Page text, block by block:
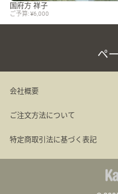
国府方 祥子
ご予算: ¥6,000
ペ
会社概要
ご注文方法について
特定商取引法に基づく表記